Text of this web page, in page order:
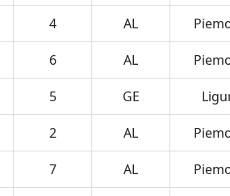
4 AL
6 AL
5 GE
2 AL
7 AL